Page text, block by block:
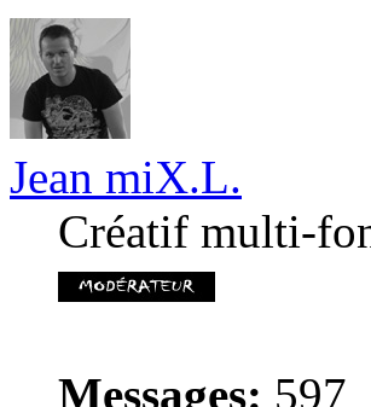
Jean miX.L.
Créatif multi-
Messages: 597